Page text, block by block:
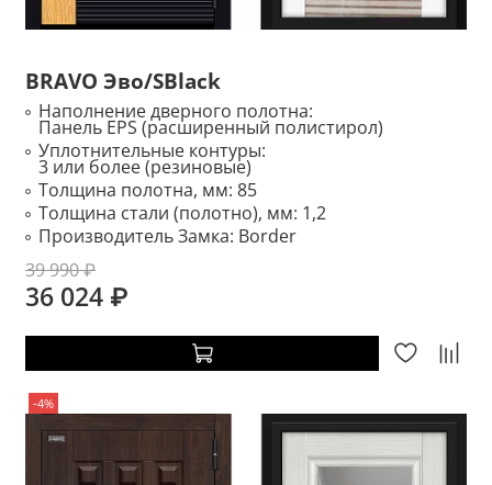
BRAVO Эво/SBlack
Наполнение дверного полотна:
Панель EPS (расширенный полистирол)
Уплотнительные контуры:
3 или более (резиновые)
Толщина полотна, мм: 85
Толщина стали (полотно), мм: 1,2
Производитель Замка: Border
39 990 ₽
36 024 ₽
-4%